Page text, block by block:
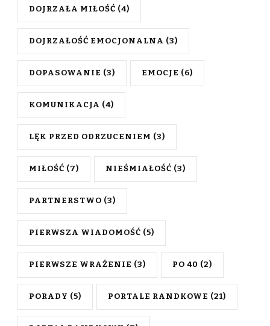
DOJRZAŁA MIŁOŚĆ (4)
DOJRZAŁOŚĆ EMOCJONALNA (3)
DOPASOWANIE (3) EMOCJE (6)
KOMUNIKACJA (4)
LĘK PRZED ODRZUCENIEM (3)
MIŁOŚĆ (7) NIEŚMIAŁOŚĆ (3)
PARTNERSTWO (3)
PIERWSZA WIADOMOŚĆ (5)
PIERWSZE WRAŻENIE (3) PO 40 (2)
PORADY (5) PORTALE RANDKOWE (21)